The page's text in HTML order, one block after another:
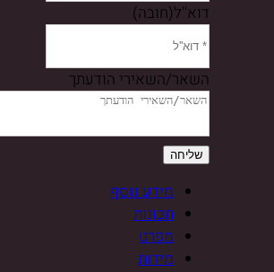
דוא''ל(חובה)
השאר/השאירי הודעתך
מידע נוסף
תכונות
מפרט
מידות